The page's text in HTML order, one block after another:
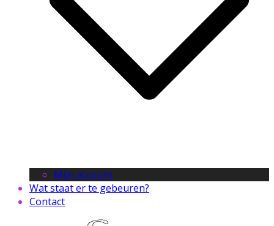
Mijn account
Wat staat er te gebeuren?
Contact